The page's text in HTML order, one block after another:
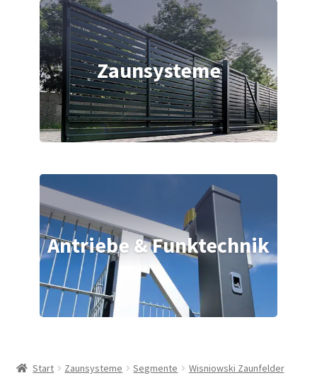
Zaunsysteme
Antriebe & Funktechnik
Start Zaunsysteme Segmente
Wisniowski Zaunfelder